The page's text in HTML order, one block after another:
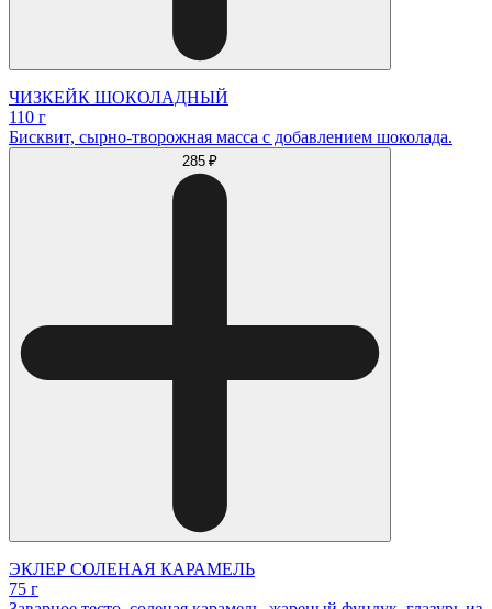
ЧИЗКЕЙК ШОКОЛАДНЫЙ
110 г
Бисквит, сырно-творожная масса с добавлением шоколада.
285 ₽
ЭКЛЕР СОЛЕНАЯ КАРАМЕЛЬ
75 г